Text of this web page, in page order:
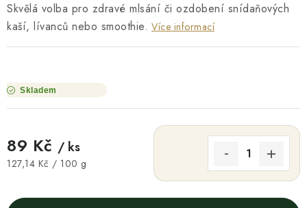
Skvělá volba pro zdravé mlsání či ozdobení snídaňových
kaší, lívanců nebo smoothie. Více informací
Skladem
89 Kč / ks
Měrná cena:
127,14 Kč / 100 g